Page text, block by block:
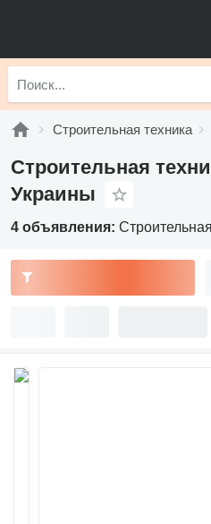
Строительная техника
Строительная
Украины
4 объявления: